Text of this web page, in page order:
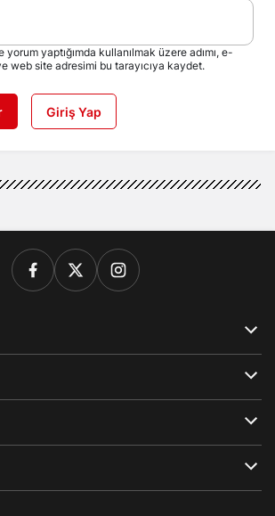
yaptığımda kullanılmak üzere adımı, e-
web site adresimi bu tarayıcıya kaydet.
Giriş Yap